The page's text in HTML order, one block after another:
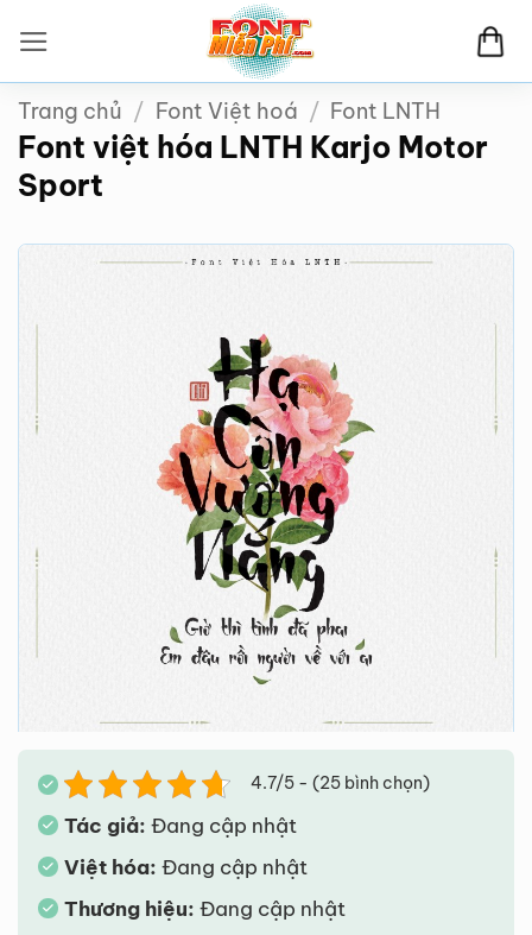
qua
nội
dung
Trang chủ / Font Việt hoá / Font LNTH
Font việt hóa LNTH Karjo Motor
Sport
4.7/5 - (25 bình chọn)
Tác giả: Đang cập nhật
Việt hóa: Đang cập nhật
Thương hiệu: Đang cập nhật